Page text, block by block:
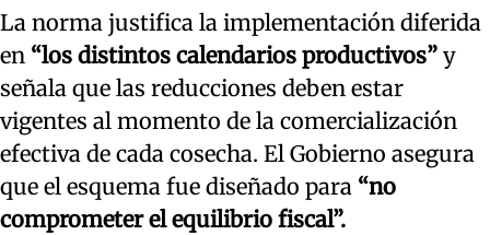
La norma justifica la implementación diferida
en “los distintos calendarios productivos” y
señala que las reducciones deben estar
vigentes al momento de la comercialización
efectiva de cada cosecha. El Gobierno asegura
que el esquema fue diseñado para “no
comprometer el equilibrio fiscal”.